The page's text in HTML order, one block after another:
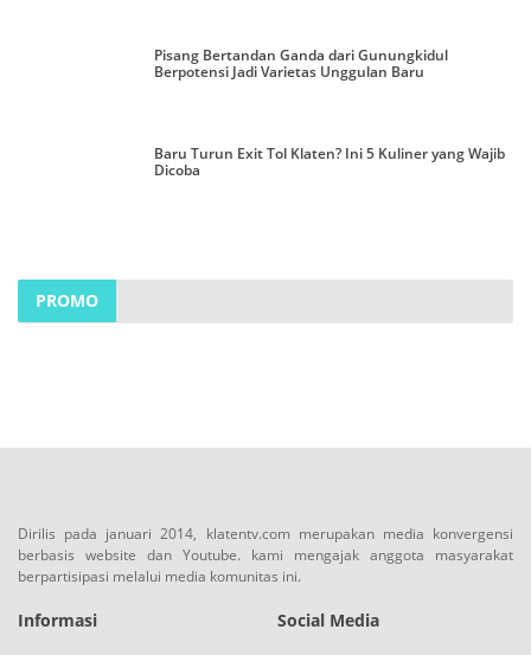
Pisang Bertandan Ganda dari Gunungkidul
Berpotensi Jadi Varietas Unggulan Baru
Baru Turun Exit Tol Klaten? Ini 5 Kuliner yang Wajib
Dicoba
PROMO
Dirilis pada januari 2014, klatentv.com merupakan media konvergensi
berbasis website dan Youtube. kami mengajak anggota masyarakat
berpartisipasi melalui media komunitas ini.
Informasi Social Media